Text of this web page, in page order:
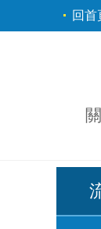
跳到主要內容區
回首